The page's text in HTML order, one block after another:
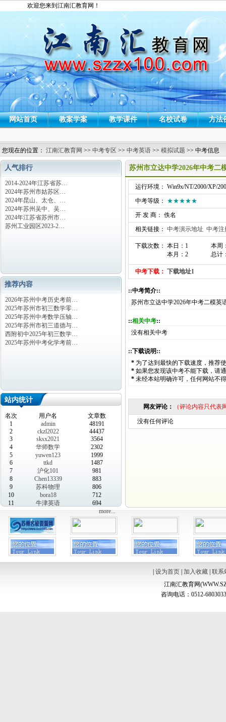
欢迎您来到江南汇教育网！
网站首页 教案学案 教学课件 名校试卷 方法
您现在的位置： 江南汇教育网 >> 中考专区 >> 中考英语 >> 模拟试题 >> 中考信息
人气排行
2014-2024年江苏省苏…
2024年苏州市姑苏区…
2024年昆山、太仓、…
2024年苏州吴中、吴…
2024年江苏省苏州市…
苏州工业园区2023-2…
推荐内容
2026年苏州中考历史考前…
2025年苏州市初三数学零…
2025年苏州中考数学压轴…
2025年苏州市初三道德与…
西附初中2025年初三数学…
2025年苏州中考化学考前…
站内统计
名次 用户名
文章数
1
admin
48191
2
ckzl2022
44437
3
sksx2021
3564
4
华师数学
2302
5
yuwen123
1999
6
ttkd
1487
7
沪化101
981
8
Chen13339
883
9
苏科物理
806
10
bora18
712
11
牛津英语
694
more...
苏州市立达中学2026年中考二
运行环境： Win9x/NT/2000/XP/
中考等级： ★★★★★
开 发 商： 佚名
相关链接： 中考演示地址 中考注
下载次数： 本日：1
本月：2
本周
总计
中考下载： 下载地址1
::中考简介::
苏州市立达中学2026年中考二模英
::相关中考::
没有相关中考
::下载说明::
* 为了达到最快的下载速度，推荐
* 如果您发现该中考不能下载，请
* 未经本站明确许可，任何网站不
网友评论： （评论内容只代
没有任何评论
设为首页| 加入收藏| 联系
江南汇教育网
咨询电话：0512-